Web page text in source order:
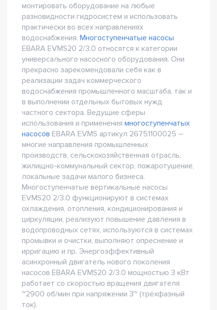
монтировать оборудование на любые
разновидности гидросистем и использовать
практически во всех направлениях
водоснабжения. Многоступенчатые насосы
EBARA EVMS20 2/3.0 относятся к категории
универсального насосного оборудования. Они
прекрасно зарекомендовали себя как в
реализации задач коммерческого
водоснабжения промышленного масштаба, так и
в выполнении отдельных бытовых нужд
частного сектора. Ведущие сферы
использования и применения многоступенчатых
насосов EBARA EVMS артикул 26751100025 –
многие направления промышленных
производств, сельскохозяйственная отрасль,
жилищно-коммунальный сектор, пожаротушение,
локальные задачи малого бизнеса.
Многоступенчатые вертикальные насосы
EVMS20 2/3.0 функционируют в системах
охлаждения, отопления, кондиционирования и
циркуляции, реализуют повышение давления в
водопроводных сетях, используются в системах
промывки и очистки, выполняют опреснение и
ирригацию и пр. Энергоэффективный
асинхронный двигатель нового поколения
насосов EBARA EVMS20 2/3.0 мощностью 3 кВт
работает со скоростью вращения двигателя
~2900 об/мин при напряжении 3~ (трёхфазный
ток).